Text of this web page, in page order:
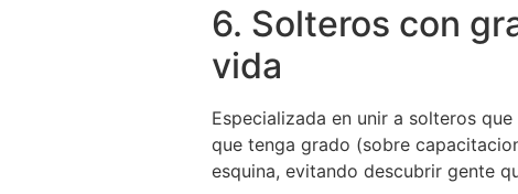
6. Solteros con
vida
Especializada en unir a solteros
que tenga grado (sobre
esquina, evitando descubrir gente